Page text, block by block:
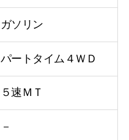
ガソリン
パートタイム４ＷＤ
５速ＭＴ
－